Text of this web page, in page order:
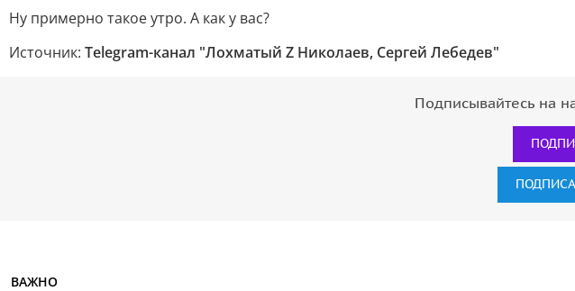
Ну примерно такое утро. А как у вас?
Источник: Telegram-канал "Лохматый Z Николаев, Сергей Лебедев"
Подписывайтесь на
ВАЖНО